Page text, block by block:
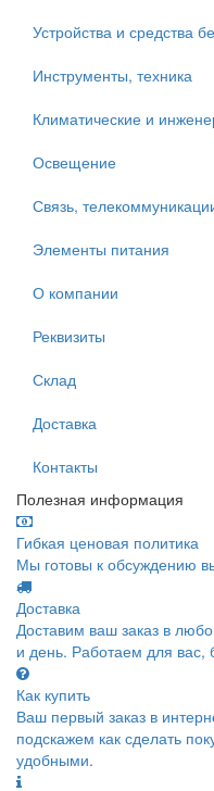
Устройства и средства
Инструменты, техника
Климатические и
Освещение
Связь,
Элементы питания
О компании
Реквизиты
Склад
Доставка
Контакты
Полезная информация
Гибкая ценовая политика
Мы готовы к обсуждению
Доставка
Доставим ваш заказ в
и день. Работаем для вас,
Как купить
Ваш первый заказ в
подскажем как сделать
удобными.